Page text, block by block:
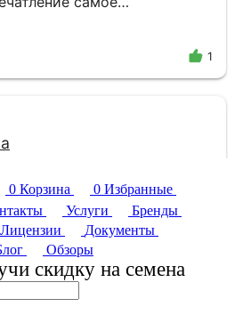
0 Корзина 0 Избранные
Услуги
Бренды
Лицензии
Документы
Обзоры
скидку на семена